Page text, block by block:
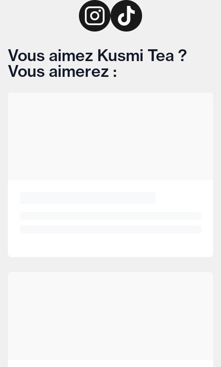
Vous aimez Kusmi Tea ?
Vous aimerez :